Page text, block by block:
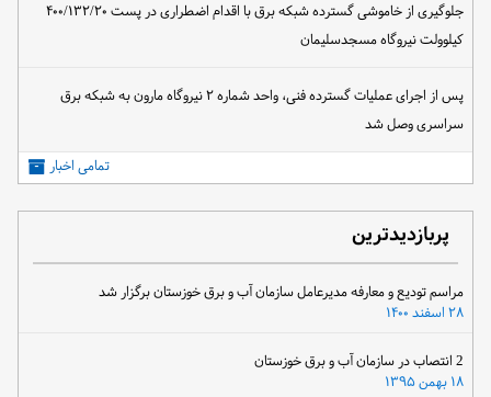
جلوگیری از خاموشی گسترده شبکه برق با اقدام اضطراری در پست ۴۰۰/۱۳۲/۲۰
کیلوولت نیروگاه مسجدسلیمان
پس از اجرای عملیات گسترده فنی، واحد شماره ۲ نیروگاه مارون به شبکه برق
سراسری وصل شد
تمامی اخبار
پربازدیدترین
مراسم تودیع و معارفه مدیرعامل سازمان آب و برق خوزستان برگزار شد
۲۸ اسفند ۱۴۰۰
۱۸ بهمن ۱۳۹۵